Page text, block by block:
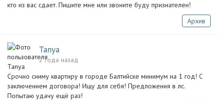
кто из вас сдает. Пишите мне или звоните буду признателен!
Архив
Tanya
2 года назад
Срочно сниму квартиру в городе Балтийске минимум на 1 год! С
заключением договора! Ищу для себя! Предложения в лс.
Попытаю удачу ещё раз!